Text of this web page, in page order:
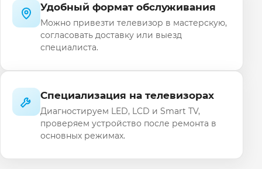
Удобный формат обслуживания
Можно привезти телевизор в мастерскую,
согласовать доставку или выезд
специалиста.
Специализация на телевизорах
Диагностируем LED, LCD и Smart TV,
проверяем устройство после ремонта в
основных режимах.